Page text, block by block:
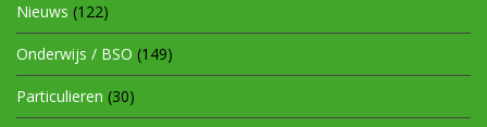
Nieuws (122)
Onderwijs / BSO (149)
Particulieren (30)